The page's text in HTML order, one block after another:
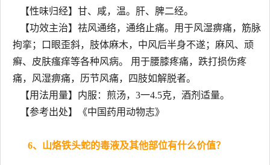
【性味归经】甘、咸，温。肝、脾二经。
【功效主治】祛风通络，通络止痛。用于风湿痹痛，筋脉
拘挛；口眼歪斜，肢体麻木，中风后半身不遂；麻风、顽
癣、皮肤瘙痒等各种风病。 用于腰膝疼痛，跌打损伤疼
痛，风湿痹痛，历节风痛，四肢如解脱者。
【用法用量】内服：煎汤，3一4.5克，酒剂适量。
【参考出处】《中国药用动物志》
6、山烙铁头蛇的毒液及其他部位有什么价值？